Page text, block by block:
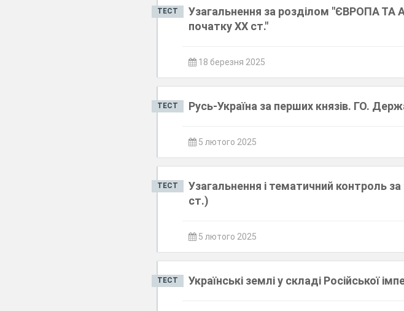
ТЕСТ
Узагальнення за розділом "ЄВРОПА ТА
початку ХХ ст."
18 березня 2025
ТЕСТ Русь-Україна за перших князів. ГО.
5 лютого 2025
ТЕСТ
Узагальнення і тематичний контроль
ст.)
5 лютого 2025
ТЕСТ Українські землі у складі Російської